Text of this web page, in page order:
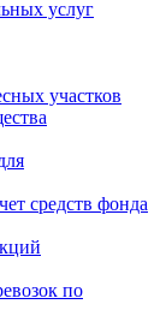
услуг
участков
средств фонда
по